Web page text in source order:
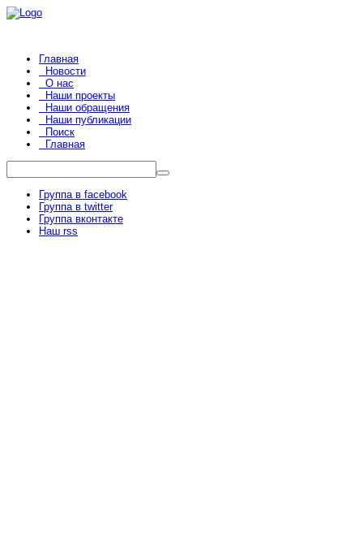
Главная
Новости
О нас
Наши проекты
Наши обращения
Наши публикации
Поиск
Главная
Группа в facebook
Группа в twitter
Группа вконтакте
Наш rss